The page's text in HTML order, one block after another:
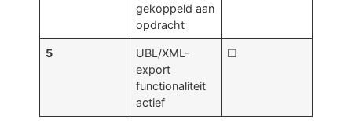
gekoppeld aan
opdracht
5
UBL/XML-
export
functionaliteit
actief
☐